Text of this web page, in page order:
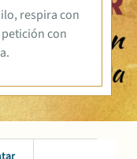
respira con
con